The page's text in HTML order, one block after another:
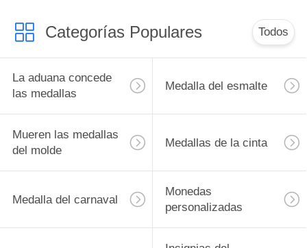
Categorías Populares Todos
La aduana concede
las medallas
Medalla del esmalte
Mueren las medallas
del molde
Medallas de la cinta
Medalla del carnaval
Monedas
personalizadas